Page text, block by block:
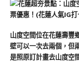
山度空間位在花蓮壽豐
壁可以一次去兩個，但
是照原訂計畫去山度空